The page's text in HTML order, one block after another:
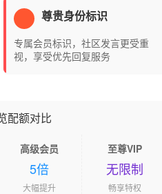
尊贵身份标识
专属会员标识，社区发言更受重
视，享受优先回复服务
配额对比
高级会员
5倍
大幅提升
至尊VIP
无限制
畅享特权